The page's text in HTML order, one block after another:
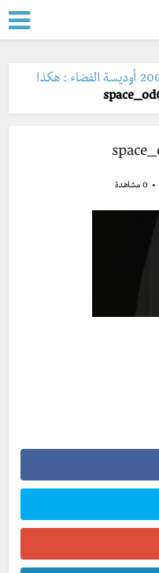
2001 أوديسة الفضاء : هكذا
0 مشاهدة